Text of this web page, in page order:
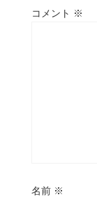
コメント ※
名前 ※